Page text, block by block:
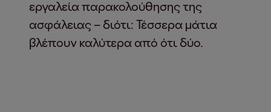
εργαλεία παρακολούθησης της
ασφάλειας – διότι: Τέσσερα μάτια
βλέπουν καλύτερα από ότι δύο.